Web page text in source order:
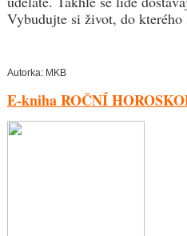
Vybudujte si život, do kterého
Autorka: MKB
E-kniha ROČNÍ